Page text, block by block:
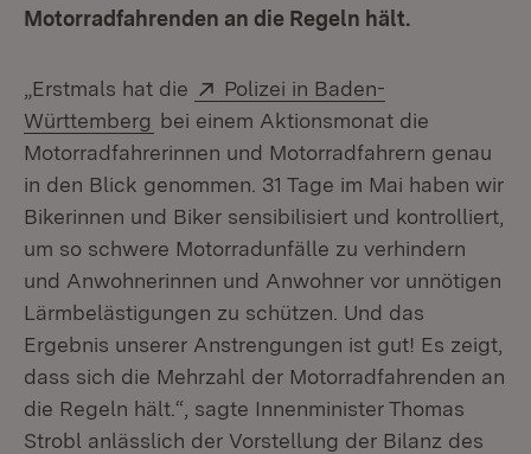
Motorradfahrenden an die Regeln hält.
„Erstmals hat die Extern:
Polizei in Baden-
Württemberg (Öffnet in neuem Fenster)
bei einem Aktionsmonat die
Motorradfahrerinnen und Motorradfahrern genau
in den Blick genommen. 31 Tage im Mai haben wir
Bikerinnen und Biker sensibilisiert und kontrolliert,
um so schwere Motorradunfälle zu verhindern
und Anwohnerinnen und Anwohner vor unnötigen
Lärmbelästigungen zu schützen. Und das
Ergebnis unserer Anstrengungen ist gut! Es zeigt,
dass sich die Mehrzahl der Motorradfahrenden an
die Regeln hält.“, sagte Innenminister Thomas
Strobl anlässlich der Vorstellung der Bilanz des